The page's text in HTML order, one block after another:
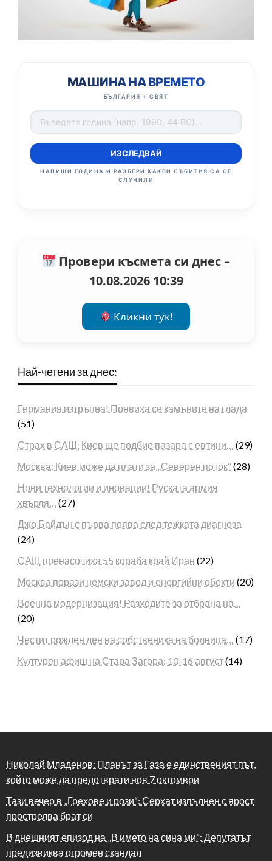
МАШИНА НА ВРЕМЕТО
БЪЛГАРИЯ + СВЯТ
ИЗСЛЕДВАЙ
НАПИШИ ГОДИНА И РАЗБЕРИ КАКВИ СЪБИТИЯ СА СЕ
СЛУЧИЛИ
Провери късмета си днес –
10.08.2026 10:39
Кликни тук!
Най-четени за днес:
Германия изтръпна! Появиха се камъните на глада
(51)
Страх в САЩ: Киев ще подбие пазара с евтини… (29)
Москва: Киев може да плати за „Северен поток“ (28)
Нови технологии и иновации! Руската армия
хвърля… (27)
Джо Байдън с първа поява след тежката диагноза
(24)
САЩ пренасочиха 55 кораба край Иран (22)
Москва порази немски завод и енергийни обекти (20)
Военна модернизация! Разходите за отбрана на…
(20)
Честит рожден ден на собственика на болница… (17)
Културен афиш на Стара Загора: 10-16 август(14)
Николай Младенов: Планът за Газа е единственият път,
който може да предотврати нов 7 октомври
Тази вечер в „Грехове и рози“: Серхат изпълнен с ярост
прострелва брат си
В днешният епизод на „В името на сина ми“: Депутатът
предизвиква огромен скандал